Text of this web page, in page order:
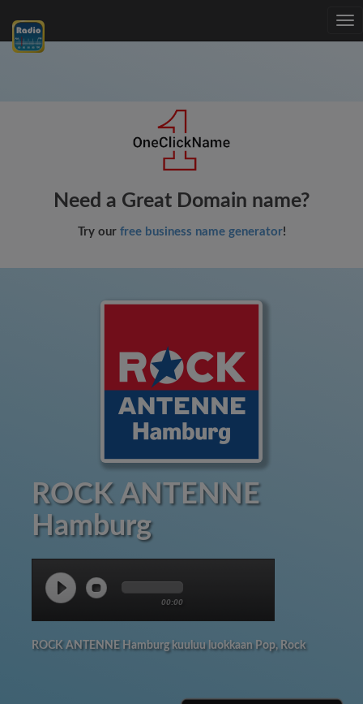
Need a Great Domain name?
Try our free business name generator!
ROCK ANTENNE
Hamburg
00:00
ROCK ANTENNE Hamburg kuuluu luokkaan Pop, Rock